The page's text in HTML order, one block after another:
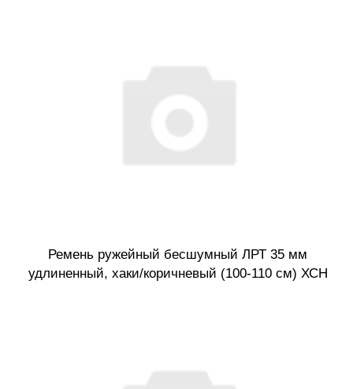
Ремень ружейный бесшумный ЛРТ 35 мм
удлиненный, хаки/коричневый (100-110 см) ХСН